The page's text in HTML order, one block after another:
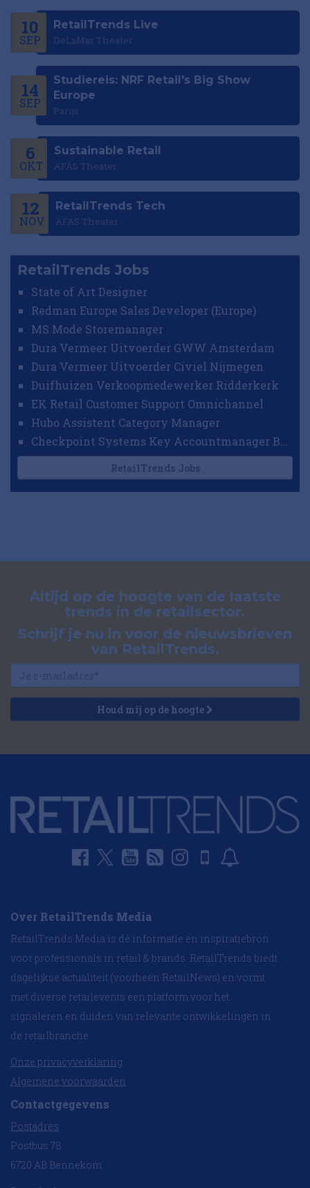
10
SEP
RetailTrends Live
DeLaMar Theater
14
SEP
Studiereis: NRF Retail's Big Show
Europe
Parijs
6
OKT
Sustainable Retail
AFAS Theater
12
NOV
RetailTrends Tech
AFAS Theater
RetailTrends Jobs
State of Art Designer
Redman Europe Sales Developer (Europe)
MS Mode Storemanager
Dura Vermeer Uitvoerder GWW Amsterdam
Dura Vermeer Uitvoerder Civiel Nijmegen
Duifhuizen Verkoopmedewerker Ridderkerk
EK Retail Customer Support Omnichannel
Hubo Assistent Category Manager
Checkpoint Systems Key Accountmanager Benelux
RetailTrends Jobs
Altijd op de hoogte van de laatste
trends in de retailsector.
Schrijf je nu in voor de nieuwsbrieven
van RetailTrends.
Houd mij op de hoogte
Over RetailTrends Media
RetailTrends Media is dé informatie en inspiratiebron
voor professionals in retail & brands. RetailTrends biedt
dagelijkse actualiteit (voorheen RetailNews) en vormt
met diverse retailevents een platform voor het
signaleren en duiden van relevante ontwikkelingen in
de retailbranche.
Onze privacyverklaring
Algemene voorwaarden
Contactgegevens
Postadres
Postbus 78
6720 AB Bennekom